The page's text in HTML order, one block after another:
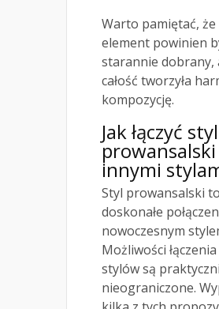
Warto pamiętać, że
element powinien
starannie dobrany,
całość tworzyła
kompozycję.
Jak łączyć styl
prowansalski
innymi
Styl prowansalski to
doskonałe
nowoczesnym
Możliwości
stylów są
nieograniczone.